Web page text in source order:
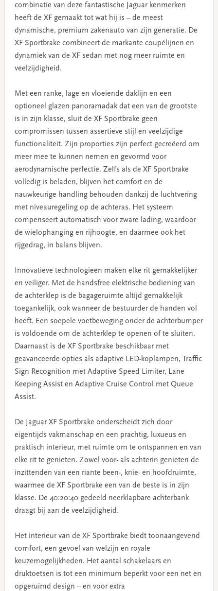
combinatie van deze fantastische Jaguar kenmerken
heeft de XF gemaakt tot wat hij is – de meest
dynamische, premium zakenauto van zijn generatie. De
XF Sportbrake combineert de markante coupélijnen en
dynamiek van de XF sedan met nog meer ruimte en
veelzijdigheid.
Met een ranke, lage en vloeiende daklijn en een
optioneel glazen panoramadak dat een van de grootste
is in zijn klasse, sluit de XF Sportbrake geen
compromissen tussen assertieve stijl en veelzijdige
functionaliteit. Zijn proporties zijn perfect gecreëerd om
meer mee te kunnen nemen en gevormd voor
aerodynamische perfectie. Zelfs als de XF Sportbrake
volledig is beladen, blijven het comfort en de
nauwkeurige handling behouden dankzij de luchtvering
met niveauregeling op de achteras. Het systeem
compenseert automatisch voor zware lading, waardoor
de wielophanging en rijhoogte, en daarmee ook het
rijgedrag, in balans blijven.
Innovatieve technologieën maken elke rit gemakkelijker
en veiliger. Met de handsfree elektrische bediening van
de achterklep is de bagageruimte altijd gemakkelijk
toegankelijk, ook wanneer de bestuurder de handen vol
heeft. Een soepele voetbeweging onder de achterbumper
is voldoende om de achterklep te openen of te sluiten.
Daarnaast is de XF Sportbrake beschikbaar met
geavanceerde opties als adaptive LED-koplampen, Traffic
Sign Recognition met Adaptive Speed Limiter, Lane
Keeping Assist en Adaptive Cruise Control met Queue
Assist.
De Jaguar XF Sportbrake onderscheidt zich door
eigentijds vakmanschap en een prachtig, luxueus en
praktisch interieur, met ruimte om te ontspannen en van
elke rit te genieten. Zowel voor- als achterin genieten de
inzittenden van een riante been-, knie- en hoofdruimte,
waarmee de XF Sportbrake een van de beste is in zijn
klasse. De 40:20:40 gedeeld neerklapbare achterbank
draagt bij aan de veelzijdigheid.
Het interieur van de XF Sportbrake biedt toonaangevend
comfort, een gevoel van welzijn en royale
keuzemogelijkheden. Het aantal schakelaars en
druktoetsen is tot een minimum beperkt voor een net en
opgeruimd design – en voor extra